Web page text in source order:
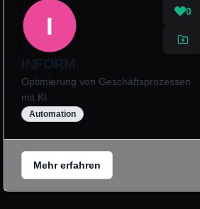
I
0
INFORM
Optimierung von Geschäftsprozessen
mit KI.
Automation
Mehr erfahren